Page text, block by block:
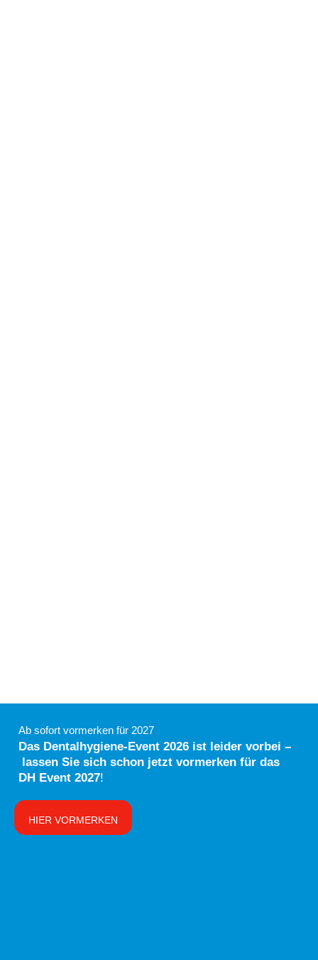
Ab sofort vormerken für 2027
Das Dentalhygiene-Event 2026 ist leider vorbei –
lassen Sie sich schon jetzt vormerken für das
DH Event 2027!
HIER VORMERKEN